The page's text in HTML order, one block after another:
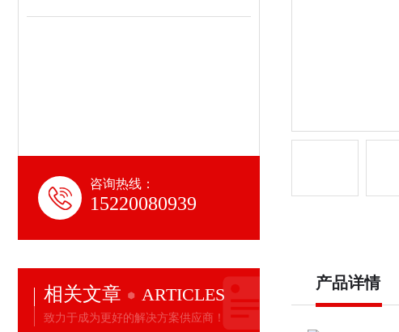
咨询热线：
15220080939
相关文章 ARTICLES
致力于成为更好的解决方案供应商！
产品详情